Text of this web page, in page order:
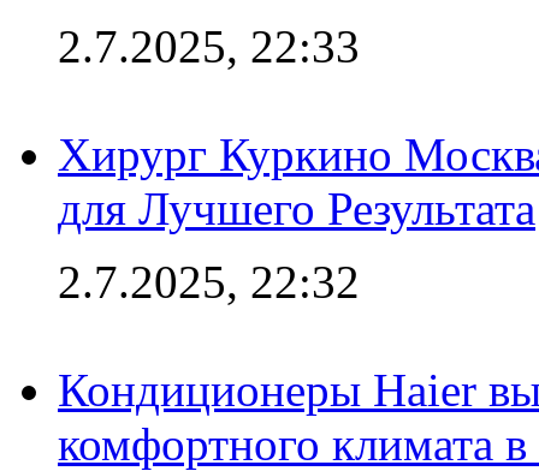
2.7.2025, 22:33
Хирург Куркино
для Лучшего Результата
2.7.2025, 22:32
Кондиционеры Haier
комфортного климата